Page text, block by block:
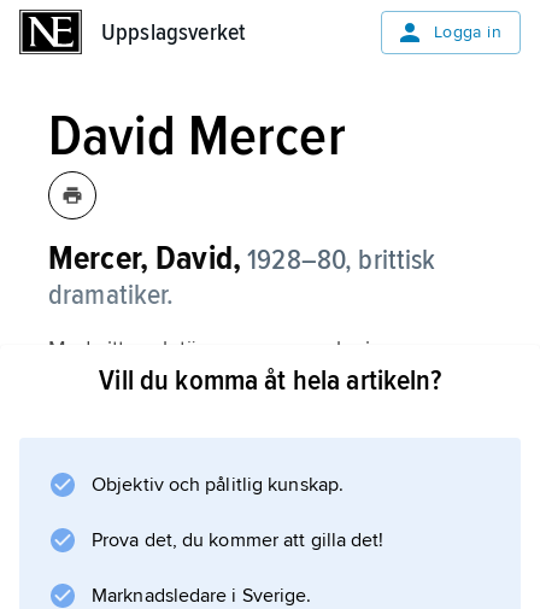
Uppslagsverket Logga in
David Mercer
Mercer, David, 1928–80, brittisk
dramatiker.
Med sitt proletära ursprung och sin
marxistiska orientering kom David Mercer att
insåg tidigt TV-mediets möjligheter, till
The Generations
Vill du komma åt hela artikeln?
Objektiv och pålitlig kunskap.
Prova det, du kommer att gilla det!
Marknadsledare i Sverige.